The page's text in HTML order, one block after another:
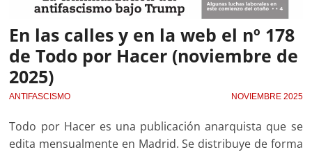
En las calles y en la web el nº 178
de Todo por Hacer (noviembre de
2025)
ANTIFASCISMO NOVIEMBRE 2025
Todo por Hacer es una publicación anarquista que se
edita mensualmente en Madrid. Se distribuye de forma